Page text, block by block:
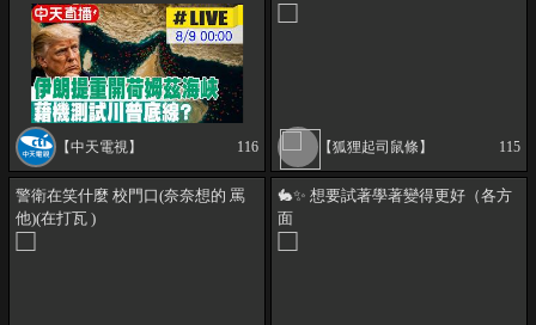
美國毫無關係! 伊朗.阿曼最新協議
曝光｜專家解析 20260809 @中天
新聞CtiNews
【中天電視】 116 【狐狸起司鼠條】 115
警衛在笑什麼 校門口(奈奈想的 罵
他)(在打瓦 )
🐇✨ 想要試著學著變得更好（各方
面